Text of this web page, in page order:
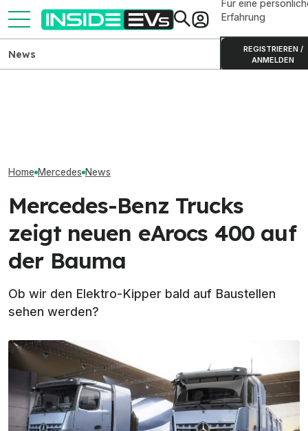
Für eine
Erfahrung
REGISTRIEREN /
ANMELDEN
News
Home Mercedes News
Mercedes-Benz Trucks
zeigt neuen eArocs 400 auf
der Bauma
Ob wir den Elektro-Kipper bald auf Baustellen
sehen werden?